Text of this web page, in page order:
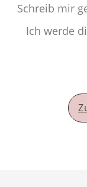
Schreib mir
Ich werde